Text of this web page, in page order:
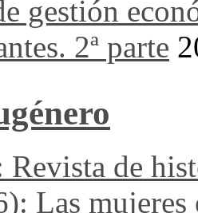
gestión
2ª parte
Revista de
Las